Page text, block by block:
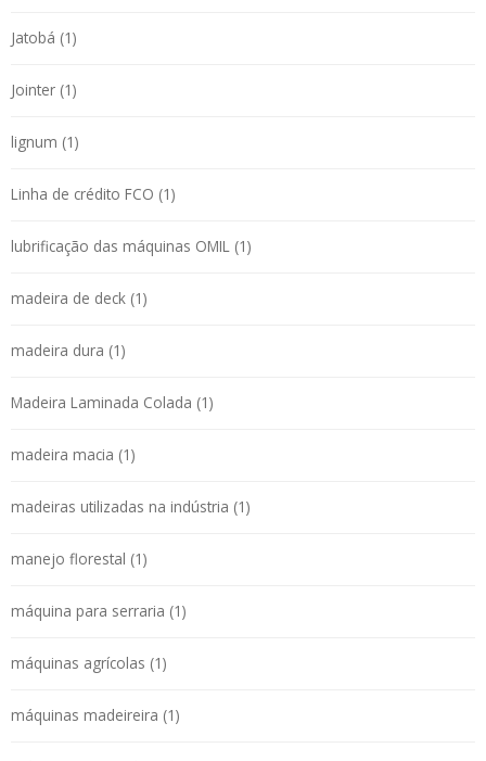
Jatobá (1)
Jointer (1)
lignum (1)
Linha de crédito FCO (1)
lubrificação das máquinas OMIL (1)
madeira de deck (1)
madeira dura (1)
Madeira Laminada Colada (1)
madeira macia (1)
madeiras utilizadas na indústria (1)
manejo florestal (1)
máquina para serraria (1)
máquinas agrícolas (1)
máquinas madeireira (1)